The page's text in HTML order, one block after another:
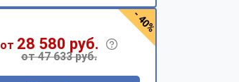
от 28 580 руб.
от 47 633 руб.
- 40%